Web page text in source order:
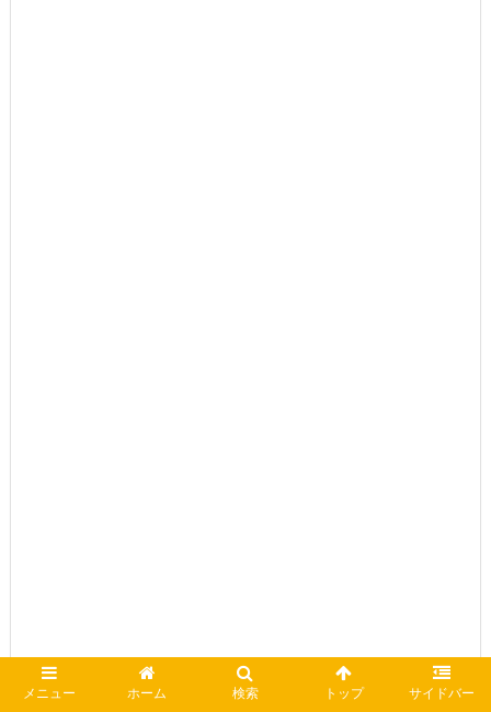
メニュー ホーム 検索 トップ サイドバー